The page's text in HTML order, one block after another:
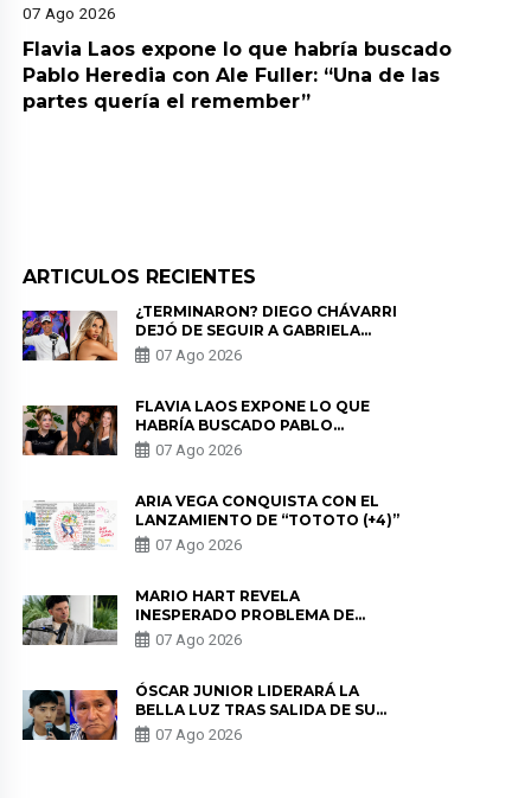
07 Ago 2026
Flavia Laos expone lo que habría buscado
Pablo Heredia con Ale Fuller: “Una de las
partes quería el remember”
ARTICULOS RECIENTES
¿TERMINARON? DIEGO CHÁVARRI
DEJÓ DE SEGUIR A GABRIELA
HERRERA Y ANUNCIA SU SALIDA
DE PÓDCAST
07 Ago 2026
FLAVIA LAOS EXPONE LO QUE
HABRÍA BUSCADO PABLO
HEREDIA CON ALE FULLER: “UNA
DE LAS PARTES QUERÍA EL
07 Ago 2026
ARIA VEGA CONQUISTA CON EL
LANZAMIENTO DE “TOTOTO (+4)”
07 Ago 2026
MARIO HART REVELA
INESPERADO PROBLEMA DE
SALUD ANTES DE SEPARARSE DE
KORINA: “ME ENCONTRARON UN
07 Ago 2026
ÓSCAR JUNIOR LIDERARÁ LA
BELLA LUZ TRAS SALIDA DE SU
PADRE POR POLÉMICA CON
NALDY SALDAÑA
07 Ago 2026